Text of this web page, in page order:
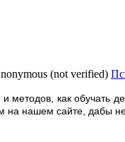
(not verified)
и методов, как
на нашем сайте, дабы